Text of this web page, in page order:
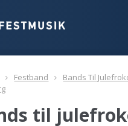
Festband
Bands Til
til